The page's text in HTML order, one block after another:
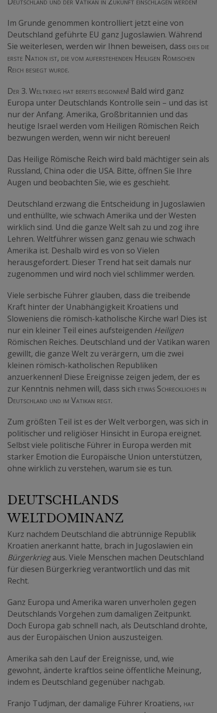
Im Grunde genommen kontrolliert jetzt eine von
Deutschland geführte EU ganz Jugoslawien. Während
Sie weiterlesen, werden wir Ihnen beweisen, dass dies die
erste Nation ist, die vom auferstehenden Heiligen Römischen
Reich besiegt wurde.
Der 3. Weltkrieg hat bereits begonnen! Bald wird ganz
Europa unter Deutschlands Kontrolle sein – und das ist
nur der Anfang. Amerika, Großbritannien und das
heutige Israel werden vom Heiligen Römischen Reich
bezwungen werden, wenn wir nicht bereuen!
Das Heilige Römische Reich wird bald mächtiger sein als
Russland, China oder die USA. Bitte, öffnen Sie Ihre
Augen und beobachten Sie, wie es geschieht.
Deutschland erzwang die Entscheidung in Jugoslawien
und enthüllte, wie schwach Amerika und der Westen
wirklich sind. Und die ganze Welt sah zu und zog ihre
Lehren. Weltführer wissen ganz genau wie schwach
Amerika ist. Deshalb wird es von so Vielen
herausgefordert. Dieser Trend hat seit damals nur
zugenommen und wird noch viel schlimmer werden.
Viele serbische Führer glauben, dass die treibende
Kraft hinter der Unabhängigkeit Kroatiens und
Sloweniens die römisch-katholische Kirche war! Dies ist
nur ein kleiner Teil eines aufsteigenden Heiligen
Römischen Reiches. Deutschland und der Vatikan waren
gewillt, die ganze Welt zu verärgern, um die zwei
kleinen römisch-katholischen Republiken
anzuerkennen! Diese Ereignisse zeigen jedem, der es
zur Kenntnis nehmen will, dass sich etwas Schreckliches in
Deutschland und im Vatikan regt.
Zum größten Teil ist es der Welt verborgen, was sich in
politischer und religiöser Hinsicht in Europa ereignet.
Selbst viele politische Führer in Europa werden mit
starker Emotion die Europäische Union unterstützen,
ohne wirklich zu verstehen, warum sie es tun.
DEUTSCHLANDS
WELTDOMINANZ
Kurz nachdem Deutschland die abtrünnige Republik
Kroatien anerkannt hatte, brach in Jugoslawien ein
Bürgerkriegaus. Viele Menschen machen Deutschland
für diesen Bürgerkrieg verantwortlich und das mit
Recht.
Ganz Europa und Amerika waren unverholen gegen
Deutschlands Vorgehen zum damaligen Zeitpunkt.
Doch Europa gab schnell nach, als Deutschland drohte,
aus der Europäischen Union auszusteigen.
Amerika sah den Lauf der Ereignisse, und, wie
gewohnt, änderte kraftlos seine öffentliche Meinung,
indem es Deutschland gegenüber nachgab.
Franjo Tudjman, der damalige Führer Kroatiens, hat